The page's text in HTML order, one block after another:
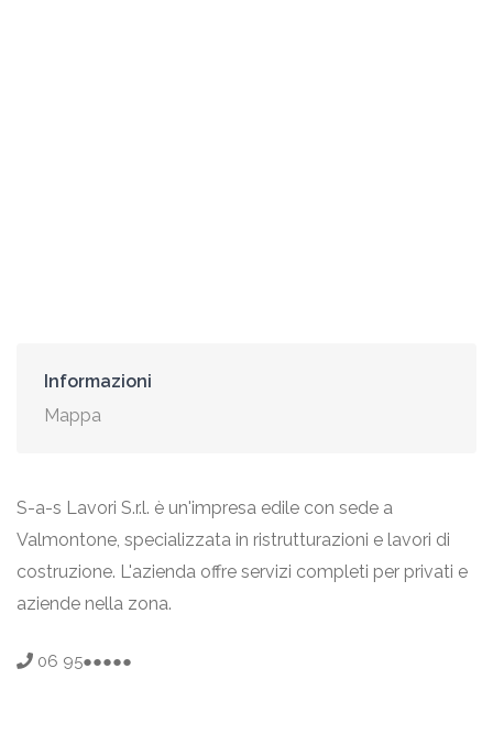
Informazioni
Mappa
S-a-s Lavori S.r.l. è un'impresa edile con sede a
Valmontone, specializzata in ristrutturazioni e lavori di
costruzione. L'azienda offre servizi completi per privati e
aziende nella zona.
06 95●●●●●